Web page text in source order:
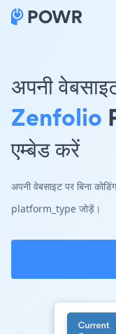
अपनी
Zenfolio
एम्बेड करें
अपनी वेबसाइट पर बिना
platform_type जोड़ें।